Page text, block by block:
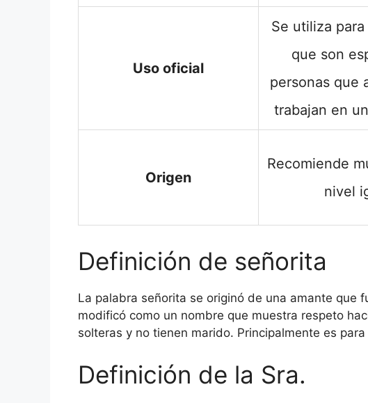
Uso oficial
Se utiliza
que son
personas que
trabajan en
Origen
Recomiende
nivel
Definición de señorita
La palabra señorita se originó de una amante que
modificó como un nombre que muestra respeto
solteras y no tienen marido. Principalmente es
Definición de la Sra.